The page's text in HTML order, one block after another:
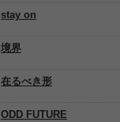
境界
stay on
在るべき形
ODD FUTURE